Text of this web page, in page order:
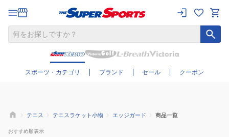
スポーツ・カテゴリ ブランド セール クーポン
さらに絞り込む
テニス テニスラケット小物 エッジガード 商品一覧
おすすめ順表示